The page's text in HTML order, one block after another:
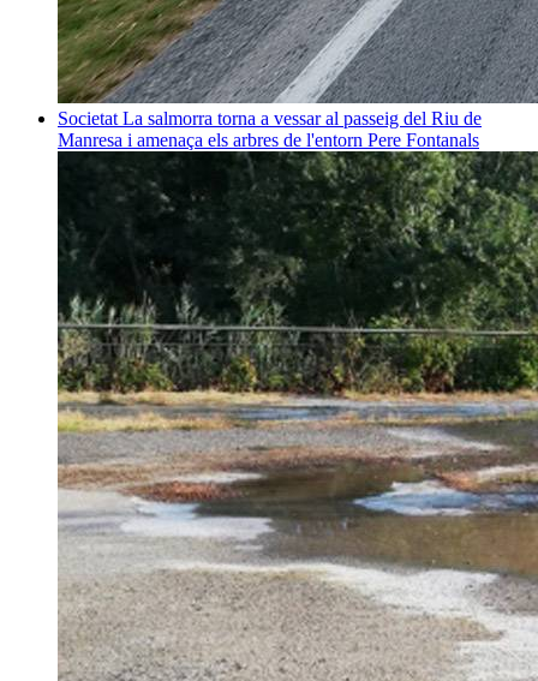
Societat La salmorra torna a vessar al passeig del Riu de
Manresa i amenaça els arbres de l'entorn Pere Fontanals